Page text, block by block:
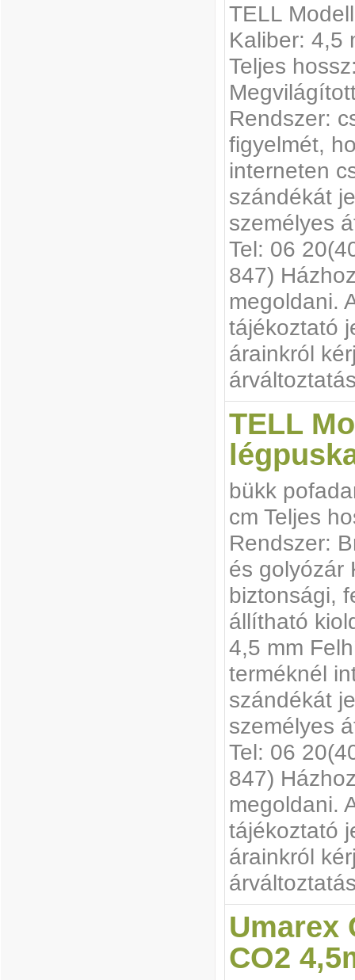
TELL
Kaliber: 4,5
Teljes
Rendszer:
figyelmét,
interneten
szándékát
személyes
Tel: 06
847)
megoldani.
tájékoztató
árainkról
TELL
bükk
cm Teljes
Rendszer:
és golyózár
biztonsági,
állítható
4,5 mm
terméknél
szándékát
személyes
Tel: 06
847)
megoldani.
tájékoztató
árainkról
Umarex
CO2